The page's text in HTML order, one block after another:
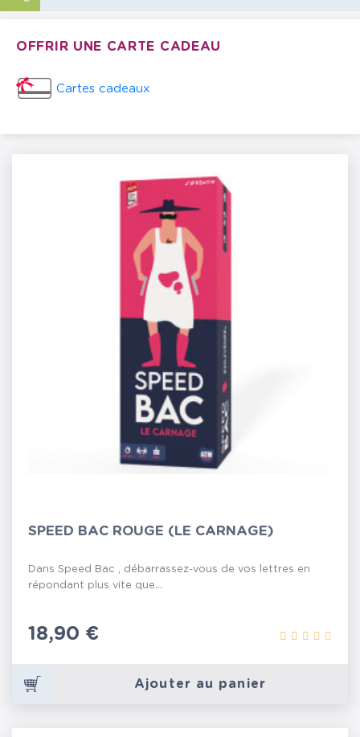
OFFRIR UNE CARTE CADEAU
Cartes cadeaux
SPEED BAC ROUGE (LE CARNAGE)
Dans Speed Bac , débarrassez-vous de vos lettres en
répondant plus vite que...
Prix
18,90 €
Ajouter au panier